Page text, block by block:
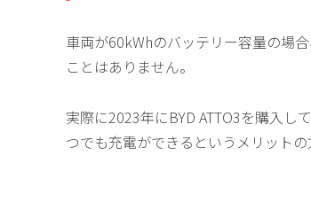
車両が60kWhのバッテリー容量の場
ことはありません。
実際に2023年にBYD ATTO3を購入
つでも充電ができるというメリットの